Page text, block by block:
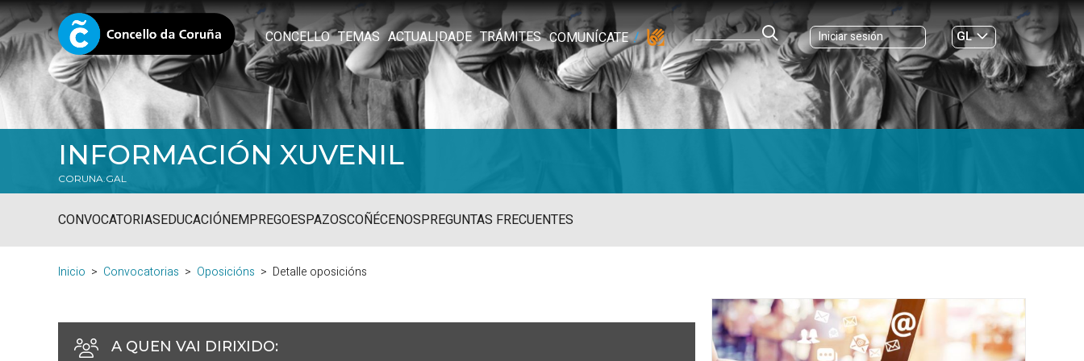
CONCELLO TEMAS ACTUALIDADE TRÁMITES COMUNÍCATE Iniciar sesión
GL
ES|
INFORMACIÓN XUVENIL
CORUNA.GAL
CONVOCATORIASEDUCACIÓNEMPREGOESPAZOSCOÑÉCENOSPREGUNTAS FRECUENTES
Inicio Convocatorias Oposicións Detalle oposicións
A QUEN VAI DIRIXIDO: